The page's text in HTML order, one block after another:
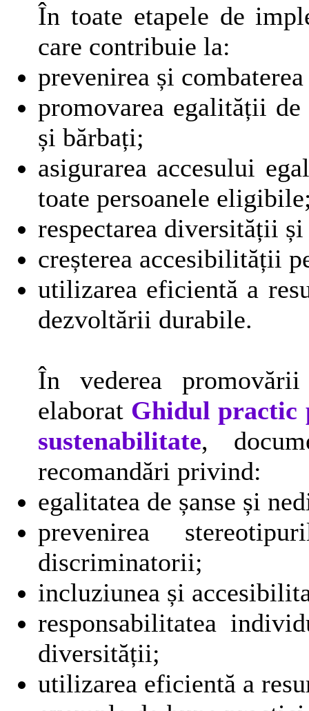
În toate etapele de
care contribuie la:
prevenirea și
promovarea egalității
și bărbați;
asigurarea accesului
toate persoanele
respectarea diversității
creșterea accesibilității
utilizarea eficientă a
dezvoltării durabile.
În vederea
elaborat Ghidul practic
sustenabilitate,
recomandări privind:
egalitatea de șanse și
prevenirea
discriminatorii;
incluziunea și
responsabilitatea
diversității;
utilizarea eficientă a